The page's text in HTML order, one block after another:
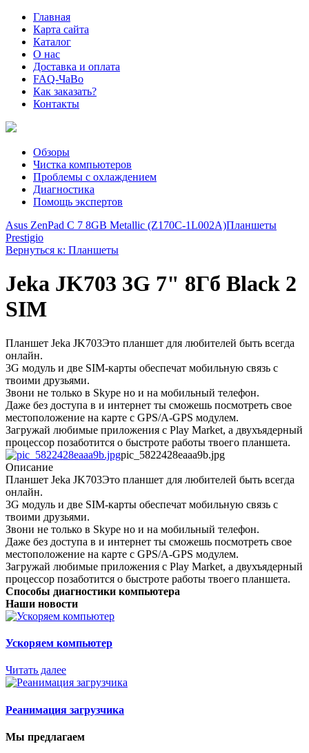
Главная
Карта сайта
Каталог
О нас
Доставка и оплата
FAQ-ЧаВо
Как заказать?
Контакты
Обзоры
Чистка компьютеров
Проблемы с охлаждением
Диагностика
Помощь экспертов
Asus ZenPad C 7 8GB Metallic (Z170C-1L002A)Планшеты
Prestigio
Вернуться к: Планшеты
Jeka JK703 3G 7" 8Гб Black 2
SIM
Планшет Jeka JK703Это планшет для любителей быть всегда
онлайн.
3G модуль и две SIM-карты обеспечат мобильную связь с
твоими друзьями.
Звони не только в Skype но и на мобильный телефон.
Даже без доступа в и интернет ты сможешь посмотреть свое
местоположение на карте с GPS/A-GPS модулем.
Загружай любимые приложения с Play Market, а двухъядерный
процессор позаботится о быстроте работы твоего планшета.
pic_5822428eaaa9b.jpg
Описание
Планшет Jeka JK703Это планшет для любителей быть всегда
онлайн.
3G модуль и две SIM-карты обеспечат мобильную связь с
твоими друзьями.
Звони не только в Skype но и на мобильный телефон.
Даже без доступа в и интернет ты сможешь посмотреть свое
местоположение на карте с GPS/A-GPS модулем.
Загружай любимые приложения с Play Market, а двухъядерный
процессор позаботится о быстроте работы твоего планшета.
Способы диагностики компьютера
Наши новости
Ускоряем компьютер
Читать далее
Реанимация загрузчика
Мы предлагаем